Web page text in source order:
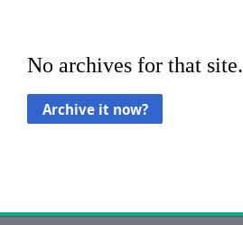
No archives for that site.